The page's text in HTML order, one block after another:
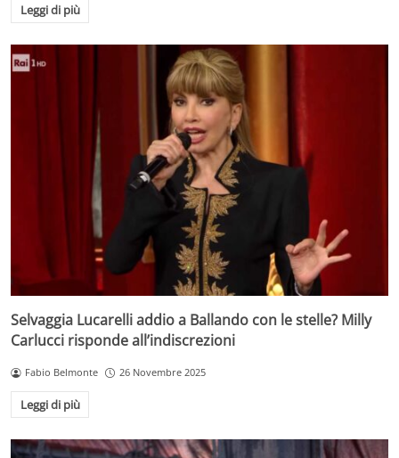
Leggi di più
Selvaggia Lucarelli addio a Ballando con le stelle? Milly
Carlucci risponde all’indiscrezioni
Fabio Belmonte 26 Novembre 2025
Leggi di più